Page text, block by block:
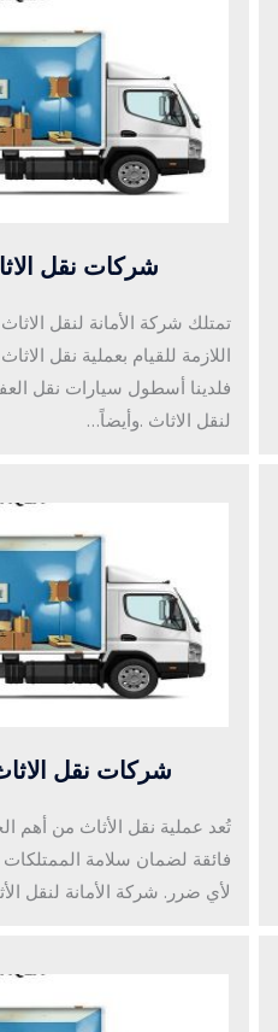
شركات نقل
تمتلك شركة الأمانة لنقل
اللازمة للقيام بعملية نقل
فلدينا أسطول سيارات نقل
لنقل الاثاث .وأيضاً…
شركات نقل
تُعد عملية نقل الأثاث من أهم
فائقة لضمان سلامة
لأي ضرر. شركة الأمانة لنقل